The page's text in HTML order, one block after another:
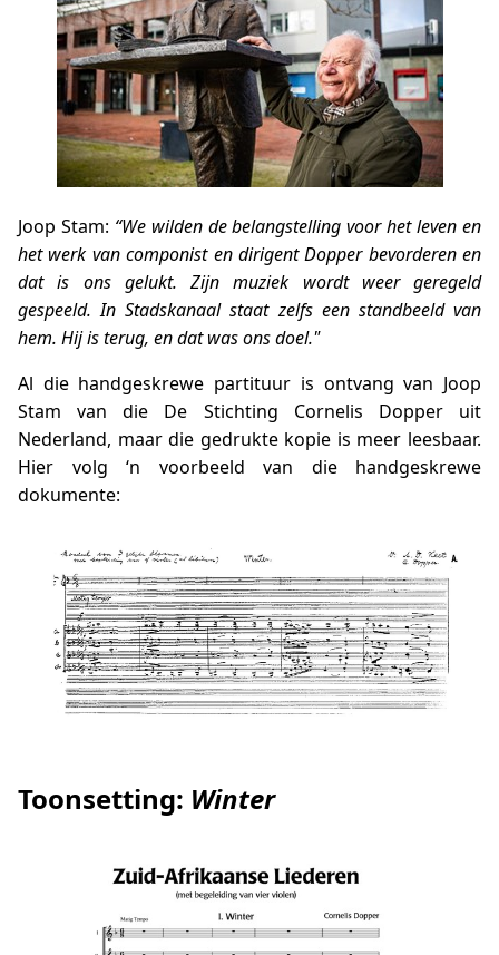
Joop Stam: “We wilden de belangstelling voor het leven en
het werk van componist en dirigent Dopper bevorderen en
dat is ons gelukt. Zijn muziek wordt weer geregeld
gespeeld. In Stadskanaal staat zelfs een standbeeld van
hem. Hij is terug, en dat was ons doel."
Al die handgeskrewe partituur is ontvang van Joop
Stam van die De Stichting Cornelis Dopper uit
Nederland, maar die gedrukte kopie is meer leesbaar.
Hier volg ‘n voorbeeld van die handgeskrewe
dokumente:
Toonsetting: Winter